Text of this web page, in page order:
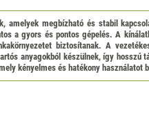
megbízható és stabil
a gyors és pontos gépelés. A
biztosítanak. A
anyagokból készülnek, így hosszú
kényelmes és hatékony használatot